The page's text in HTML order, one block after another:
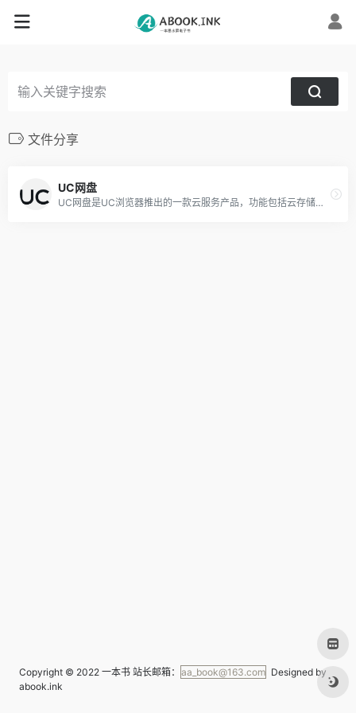
文件分享
UC网盘
UC网盘是UC浏览器推出的一款云服务产品，功能包括云存储、智能云同步、极速上传下载、文件分享、共享，通过UC网盘可随时随地使用或管理照片、文档、手机资料；支持PC、iOS。Android。
Copyright © 2022 一本书 站长邮箱： aa_book@163.com Designed by
abook.ink